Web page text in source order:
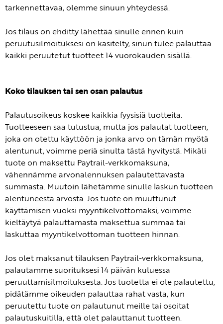
tarkennettavaa, olemme sinuun yhteydessä.
Jos tilaus on ehditty lähettää sinulle ennen kuin
peruutusilmoituksesi on käsitelty, sinun tulee palauttaa
kaikki peruutetut tuotteet 14 vuorokauden sisällä.
Koko tilauksen tai sen osan palautus
Palautusoikeus koskee kaikkia fyysisiä tuotteita.
Tuotteeseen saa tutustua, mutta jos palautat tuotteen,
joka on otettu käyttöön ja jonka arvo on tämän myötä
alentunut, voimme periä sinulta tästä hyvitystä. Mikäli
tuote on maksettu Paytrail-verkkomaksuna,
vähennämme arvonalennuksen palautettavasta
summasta. Muutoin lähetämme sinulle laskun tuotteen
alentuneesta arvosta. Jos tuote on muuttunut
käyttämisen vuoksi myyntikelvottomaksi, voimme
kieltäytyä palauttamasta maksettua summaa tai
laskuttaa myyntikelvottoman tuotteen hinnan.
Jos olet maksanut tilauksen Paytrail-verkkomaksuna,
palautamme suorituksesi 14 päivän kuluessa
peruuttamisilmoituksesta. Jos tuotetta ei ole palautettu,
pidätämme oikeuden palauttaa rahat vasta, kun
peruutettu tuote on palautunut meille tai osoitat
palautuskuitilla, että olet palauttanut tuotteen.